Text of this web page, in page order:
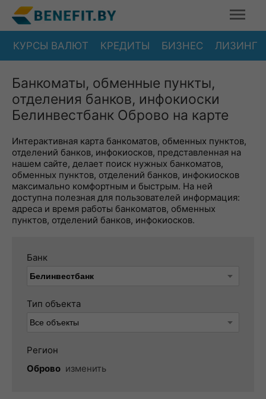
КУРСЫ ВАЛЮТ КРЕДИТЫ БИЗНЕС ЛИЗИНГ
Банкоматы, обменные пункты,
отделения банков, инфокиоски
Белинвестбанк Оброво на карте
Интерактивная карта банкоматов, обменных пунктов,
отделений банков, инфокиосков, представленная на
нашем сайте, делает поиск нужных банкоматов,
обменных пунктов, отделений банков, инфокиосков
максимально комфортным и быстрым. На ней
доступна полезная для пользователей информация:
адреса и время работы банкоматов, обменных
пунктов, отделений банков, инфокиосков.
Банк
Тип объекта
Регион
Оброво изменить